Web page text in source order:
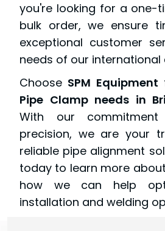
you're looking for a one-
bulk order, we ensure
exceptional customer
needs of our international
Choose SPM Equipment
Pipe Clamp needs in
With our
precision, we are your
reliable pipe alignment
today to learn more
how we can help
installation and welding